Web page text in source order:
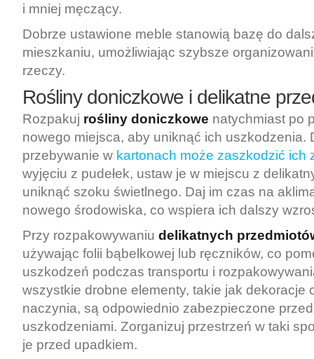
i mniej męczący.
Dobrze ustawione meble stanowią bazę do
mieszkaniu, umożliwiając szybsze
rzeczy.
Rośliny doniczkowe i delikatne
Rozpakuj rośliny doniczkowe natychmiast po
nowego miejsca, aby uniknąć ich uszkodzenia.
przebywanie w kartonach może zaszkodzić ich
wyjęciu z pudełek, ustaw je w miejscu z
uniknąć szoku świetlnego. Daj im czas na
nowego środowiska, co wspiera ich dalszy
Przy rozpakowywaniu delikatnych
używając folii bąbelkowej lub ręczników, co
uszkodzeń podczas transportu i
wszystkie drobne elementy, takie jak dekoracje
naczynia, są odpowiednio zabezpieczone
uszkodzeniami. Zorganizuj przestrzeń w taki
je przed upadkiem.